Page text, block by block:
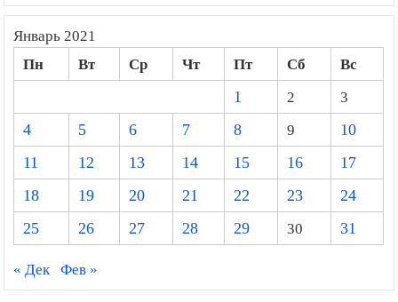
Январь 2021
Пн Вт Ср Чт Пт Сб
Вс
1
2
3
4
5 6 7 8 9
10
11
12 13 14 15 16
17
18
19 20 21 22 23
24
25
26 27 28 29 30 31
« Дек Фев »